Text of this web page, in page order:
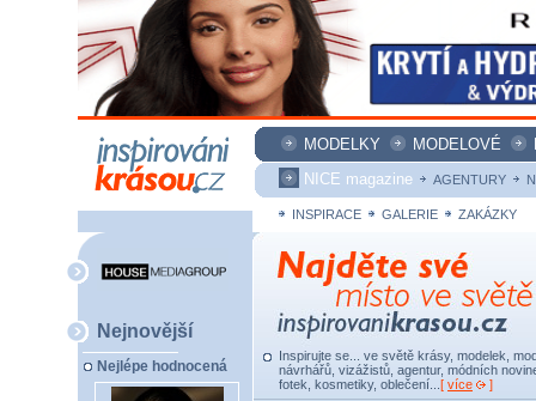
MODELKY MODELOVÉ
NICE magazine
AGENTURY
INSPIRACE GALERIE ZAKÁZKY
Nejnovější
Nejlépe hodnocená
Inspirujte se... ve světě krásy, modelek,
návrhářů, vizážistů, agentur, módních
fotek, kosmetiky, oblečení... [ více ]